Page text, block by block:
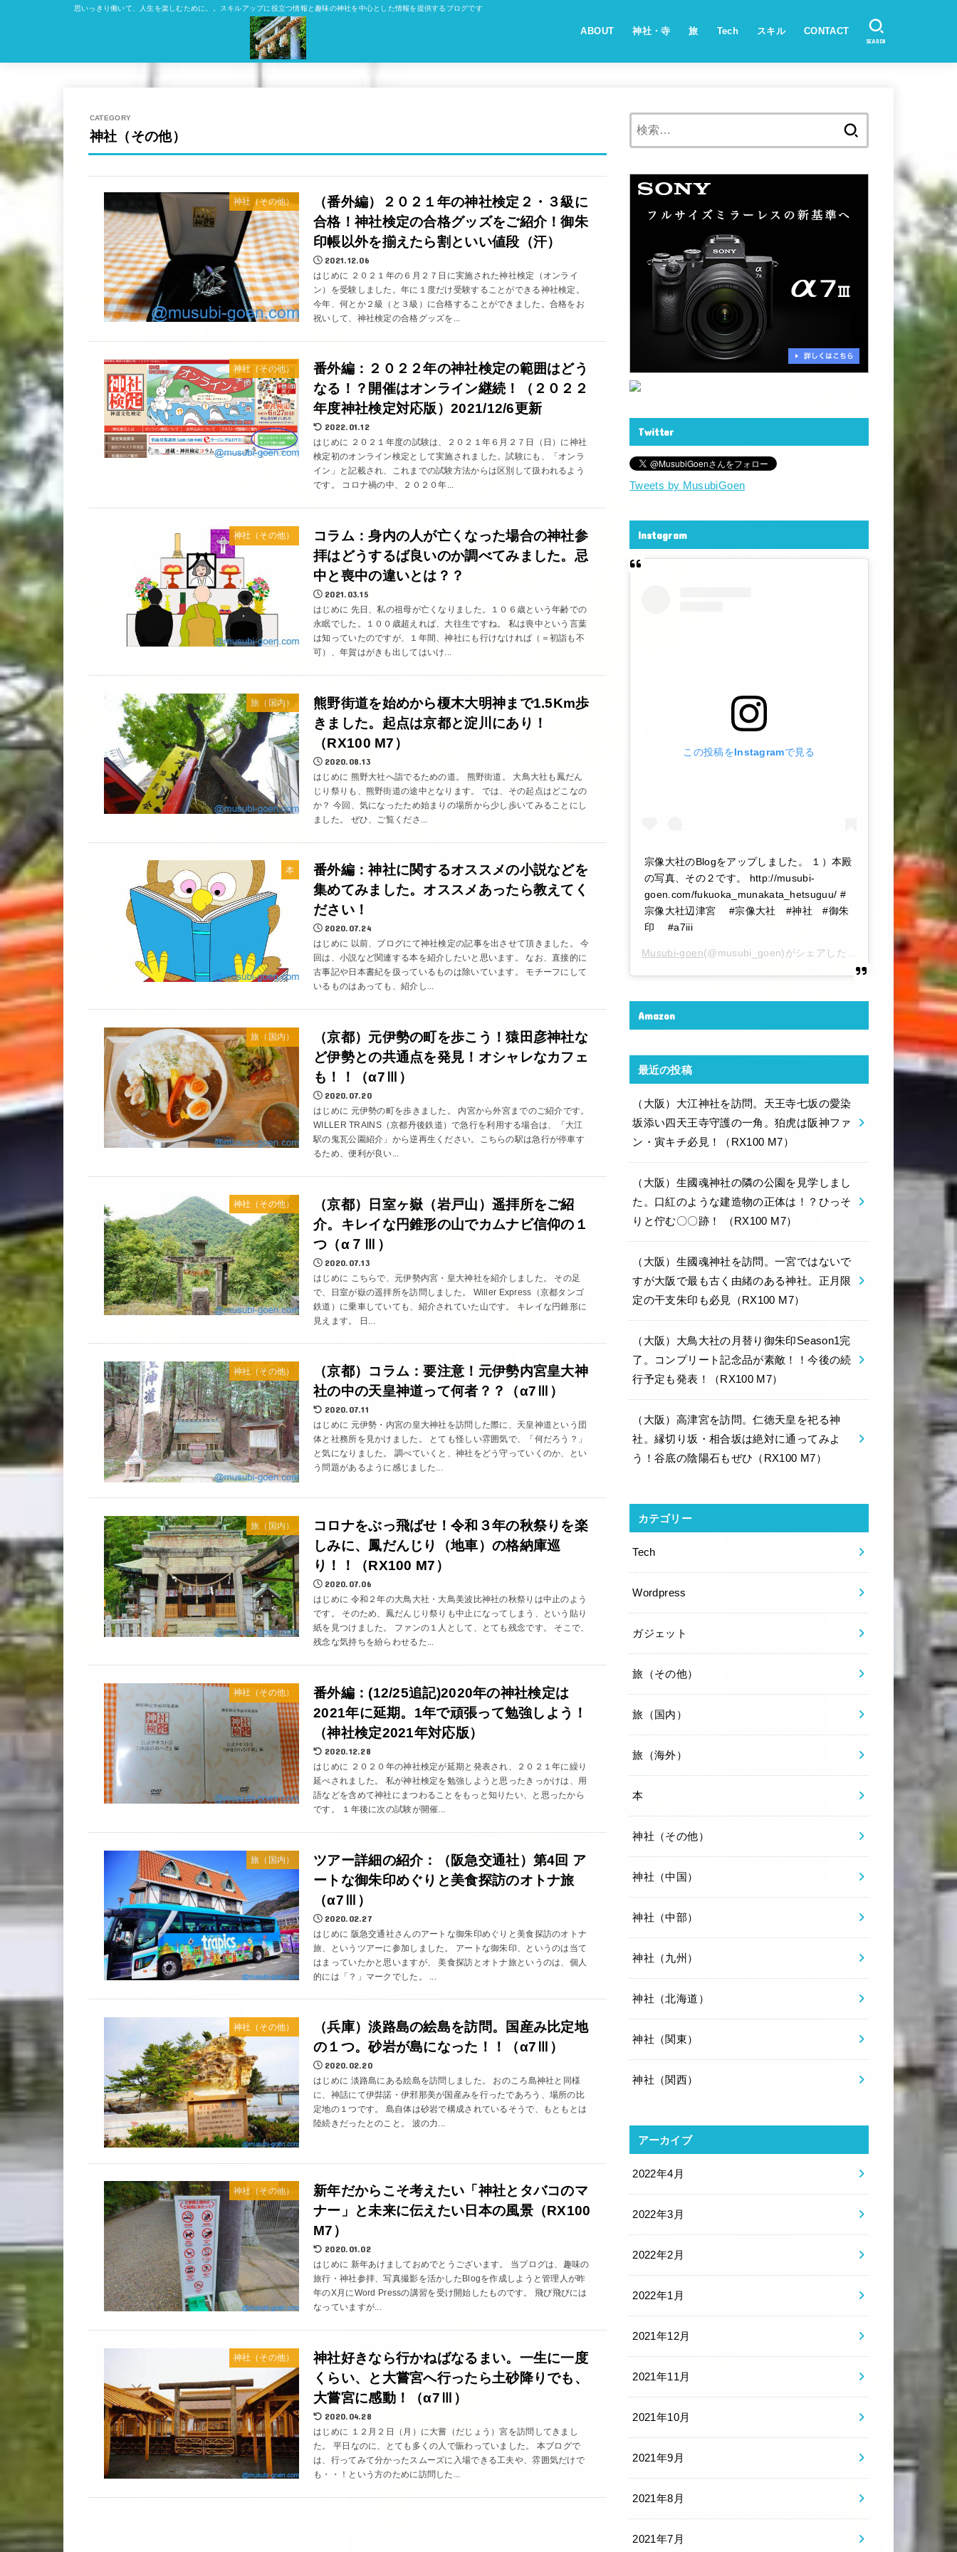
思いっきり働いて、人生を楽しむために。。スキルアップに役立つ情報と趣味の神社を中心とした情報を提供するブログです
ABOUT 神社・寺 旅 Tech スキル CONTACT
SEARCH
神社（その他）
神社（その他）
（番外編）２０２１年の神社検定２・３級に
合格！神社検定の合格グッズをご紹介！御朱
印帳以外を揃えたら割といい値段（汗）
2021.12.06
はじめに ２０２１年の６月２７日に実施された神社検定（オンライ
ン）を受験しました。年に１度だけ受験することができる神社検定。
今年、何とか２級（と３級）に合格することができました。合格をお
祝いして、神社検定の合格グッズを...
神社（その他）
番外編：２０２２年の神社検定の範囲はどう
なる！？開催はオンライン継続！（２０２２
年度神社検定対応版）2021/12/6更新
2022.01.12
はじめに ２０２１年度の試験は、２０２１年６月２７日（日）に神社
検定初のオンライン検定として実施されました。試験にも、「オンラ
イン」と記載され、これまでの試験方法からは区別して扱われるよう
です。 コロナ禍の中、２０２０年...
神社（その他）
コラム：身内の人が亡くなった場合の神社参
拝はどうするば良いのか調べてみました。忌
中と喪中の違いとは？？
2021.03.15
はじめに 先日、私の祖母が亡くなりました。１０６歳という年齢での
永眠でした。１００歳超えれば、大往生ですね。 私は喪中という言葉
は知っていたのですが、１年間、神社にも行けなければ（＝初詣も不
可）、年賀はがきも出してはいけ...
旅（国内）
熊野街道を始めから榎木大明神まで1.5Km歩
きました。起点は京都と淀川にあり！
（RX100 M7）
2020.08.13
はじめに 熊野大社へ詣でるための道。 熊野街道。 大鳥大社も鳳だん
じり祭りも、熊野街道の途中となります。 では、その起点はどこなの
か？ 今回、気になったため始まりの場所から少し歩いてみることにし
ました。 ぜひ、ご覧くださ...
本
番外編：神社に関するオススメの小説などを
集めてみました。オススメあったら教えてく
ださい！
2020.07.24
はじめに 以前、ブログにて神社検定の記事を出させて頂きました。 今
回は、小説など関連する本を紹介したいと思います。 なお、直接的に
古事記や日本書紀を扱っているものは除いています。 モチーフにして
いるものはあっても、紹介し...
旅（国内）
（京都）元伊勢の町を歩こう！猿田彦神社な
ど伊勢との共通点を発見！オシャレなカフェ
も！！（α7Ⅲ）
2020.07.20
はじめに 元伊勢の町を歩きました。 内宮から外宮までのご紹介です。
WILLER TRAINS（京都丹後鉄道）で急行を利用する場合は、「大江
駅の鬼瓦公園紹介」から逆再生ください。こちらの駅は急行が停車す
るため、便利が良い...
神社（その他）
（京都）日室ヶ嶽（岩戸山）遥拝所をご紹
介。キレイな円錐形の山でカムナビ信仰の１
つ（α７Ⅲ）
2020.07.13
はじめに こちらで、元伊勢内宮・皇大神社を紹介しました。 その足
で、日室が嶽の遥拝所を訪問しました。 Willer Express（京都タンゴ
鉄道）に乗車していても、紹介されていた山です。 キレイな円錐形に
見えます。 日...
神社（その他）
（京都）コラム：要注意！元伊勢内宮皇大神
社の中の天皇神道って何者？？（α7Ⅲ）
2020.07.11
はじめに 元伊勢・内宮の皇大神社を訪問した際に、天皇神道という団
体と社務所を見かけました。 とても怪しい雰囲気で、「何だろう？」
と気になりました。 調べていくと、神社をどう守っていくのか、とい
う問題があるように感じました...
旅（国内）
コロナをぶっ飛ばせ！令和３年の秋祭りを楽
しみに、鳳だんじり（地車）の格納庫巡
り！！（RX100 M7）
2020.07.06
はじめに 令和２年の大鳥大社・大鳥美波比神社の秋祭りは中止のよう
です。 そのため、鳳だんじり祭りも中止になってしまう、という貼り
紙を見つけました。 ファンの１人として、とても残念です。 そこで、
残念な気持ちを紛らわせるた...
神社（その他）
番外編：(12/25追記)2020年の神社検定は
2021年に延期。1年で頑張って勉強しよう！
（神社検定2021年対応版）
2020.12.28
はじめに ２０２０年の神社検定が延期と発表され、２０２１年に繰り
延べされました。 私が神社検定を勉強しようと思ったきっかけは、用
語などを含めて神社にまつわることをもっと知りたい、と思ったから
です。 １年後に次の試験が開催...
旅（国内）
ツアー詳細の紹介：（阪急交通社）第4回 ア
ートな御朱印めぐりと美食探訪のオトナ旅
（α7Ⅲ）
2020.02.27
はじめに 阪急交通社さんのアートな御朱印めぐりと美食探訪のオトナ
旅、というツアーに参加しました。 アートな御朱印、というのは当て
はまっていたかと思いますが、 美食探訪とオトナ旅というのは、個人
的には「？」マークでした。 ...
神社（その他）
（兵庫）淡路島の絵島を訪問。国産み比定地
の１つ。砂岩が島になった！！（α7Ⅲ）
2020.02.20
はじめに 淡路島にある絵島を訪問しました。 おのころ島神社と同様
に、神話にて伊弉諾・伊邪那美が国産みを行ったであろう、場所の比
定地の１つです。 島自体は砂岩で構成されているそうで、もともとは
陸続きだったとのこと。 波の力...
神社（その他）
新年だからこそ考えたい「神社とタバコのマ
ナー」と未来に伝えたい日本の風景（RX100
M7）
2020.01.02
はじめに 新年あけましておめでとうございます。 当ブログは、趣味の
旅行・神社参拝、写真撮影を活かしたBlogを作成しようと管理人が昨
年のX月にWord Pressの講習を受け開始したものです。 飛び飛びには
なっていますが...
神社（その他）
神社好きなら行かねばなるまい。一生に一度
くらい、と大嘗宮へ行ったら土砂降りでも、
大嘗宮に感動！（α7Ⅲ）
2020.04.28
はじめに １２月２日（月）に大嘗（だじょう）宮を訪問してきまし
た。 平日なのに、とても多くの人で賑わっていました。 本ブログで
は、行ってみて分かったスムーズに入場できる工夫や、雰囲気だけで
も・・！という方のために訪問した...
Twitter
Tweets by MusubiGoen
Instagram
この投稿をInstagramで見る
宗像大社のBlogをアップしました。 １）本殿
の写真、その２です。 http://musubi-
goen.com/fukuoka_munakata_hetsuguu/ #
宗像大社辺津宮 #宗像大社 #神社 #御朱
印 #a7iii
Musubi-goen(@musubi_goen)がシェアした投稿 – 2020年 6月月6
Amazon
最近の投稿
（大阪）大江神社を訪問。天王寺七坂の愛染
坂添い四天王寺守護の一角。狛虎は阪神ファ
ン・寅キチ必見！（RX100 M7）
（大阪）生國魂神社の隣の公園を見学しまし
た。口紅のような建造物の正体は！？ひっそ
りと佇む〇〇跡！ （RX100 M7）
（大阪）生國魂神社を訪問。一宮ではないで
すが大阪で最も古く由緒のある神社。正月限
定の干支朱印も必見（RX100 M7）
（大阪）大鳥大社の月替り御朱印Season1完
了。コンプリート記念品が素敵！！今後の続
行予定も発表！（RX100 M7）
（大阪）高津宮を訪問。仁徳天皇を祀る神
社。縁切り坂・相合坂は絶対に通ってみよ
う！谷底の陰陽石もぜひ（RX100 M7）
カテゴリー
Tech
Wordpress
ガジェット
旅（その他）
旅（国内）
旅（海外）
本
神社（その他）
神社（中国）
神社（中部）
神社（九州）
神社（北海道）
神社（関東）
神社（関西）
アーカイブ
2022年4月
2022年3月
2022年2月
2022年1月
2021年12月
2021年11月
2021年10月
2021年9月
2021年8月
2021年7月